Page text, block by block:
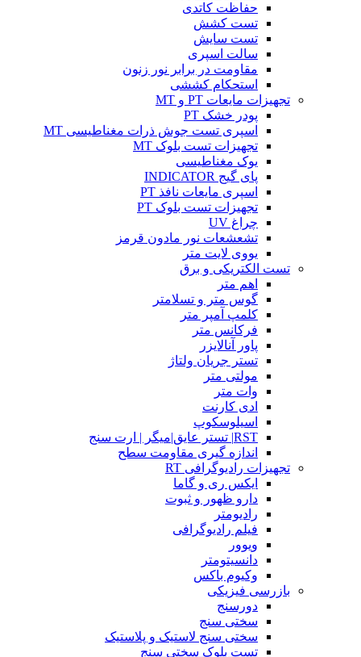
حفاظت کاتدی
تست کشش
تست سایش
سالت اسپری
مقاومت در برابر نور زنون
استحکام کششی
تجهیزات مایعات PT و MT
پودر خشک PT
اسپری تست جوش ذرات مغناطیسی MT
تجهیزات تست بلوک MT
یوک مغناطیسی
پای گیج INDICATOR
اسپری مایعات نافذ PT
تجهیزات تست بلوک PT
چراغ UV
تشعشعات نور مادون قرمز
یووی لایت متر
تست الکتریکی و برق
اهم متر
گوس متر و تسلامتر
کلمپ آمپر متر
فرکانس متر
پاور آنالایزر
تستر جریان ولتاژ
مولتی متر
وات متر
ادی کارنت
اسیلوسکوپ
RST| تستر عایق|میگر | ارت سنج
اندازه گیری مقاومت سطح
تجهیزات رادیوگرافی RT
ایکس ری و گاما
دارو ظهور و ثبوت
رادیومتر
فیلم رادیوگرافی
ویوور
دانسیتومتر
وکیوم باکس
بازرسی فیزیکی
دورسنج
سختی سنج
سختی سنج لاستیک و پلاستیک
تست بلوک سختی سنج